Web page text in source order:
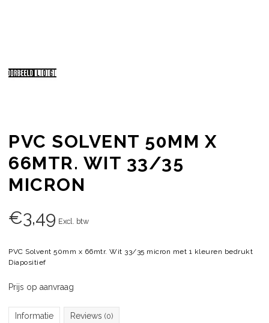
PVC SOLVENT 50MM X
66MTR. WIT 33/35
MICRON
€3,49 Excl. btw
PVC Solvent 50mm x 66mtr. Wit 33/35 micron met 1 kleuren bedrukt
Diapositief
Prijs op aanvraag
Informatie Reviews (0)